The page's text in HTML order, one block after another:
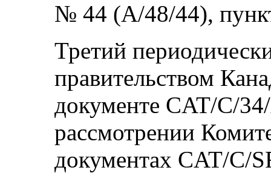
№ 44 (A/48/44),
Третий
правительством
документе CAT/C/
рассмотрении
документах CAT/C/